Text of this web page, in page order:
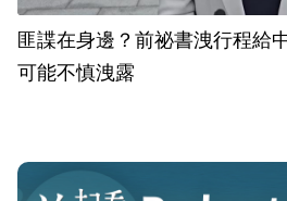
匪諜在身邊？前祕書洩行程給
可能不慎洩露